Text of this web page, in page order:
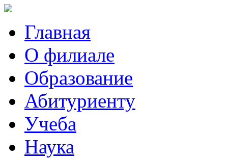
Главная
О филиале
Образование
Абитуриенту
Учеба
Наука